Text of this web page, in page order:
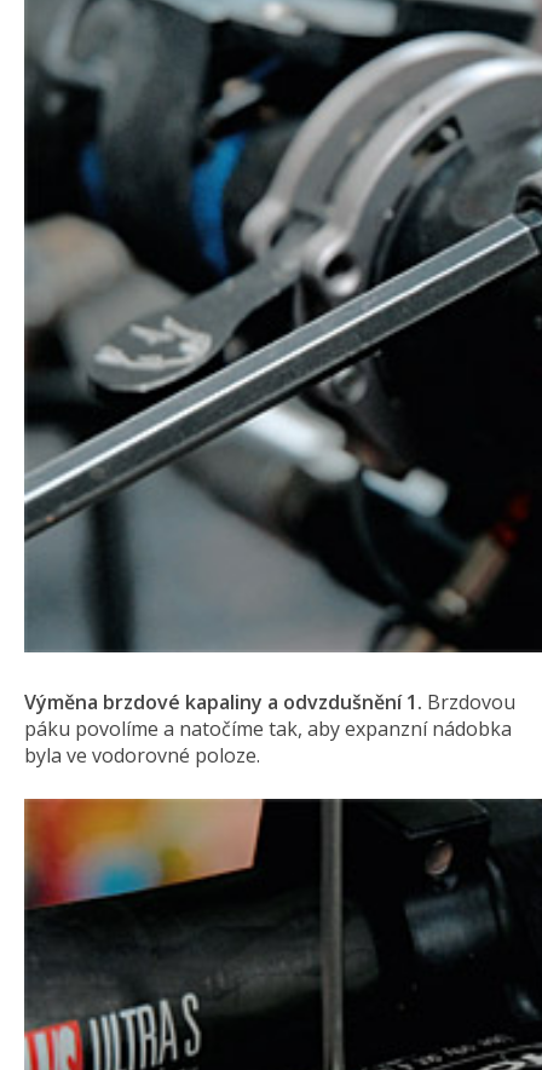
Výměna brzdové kapaliny a odvzdušnění 1. Brzdovou
páku povolíme a natočíme tak, aby expanzní nádobka
byla ve vodorovné poloze.